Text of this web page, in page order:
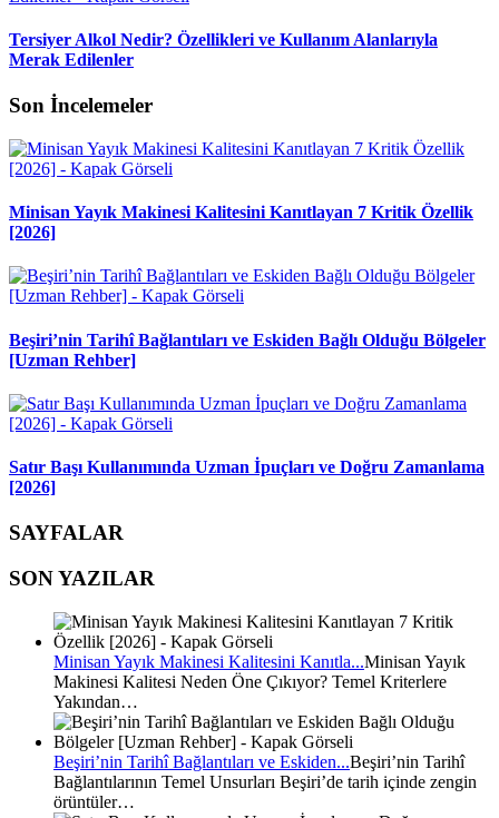
Tersiyer Alkol Nedir? Özellikleri ve Kullanım Alanlarıyla
Merak Edilenler
Son İncelemeler
Minisan Yayık Makinesi Kalitesini Kanıtlayan 7 Kritik Özellik
[2026]
Beşiri’nin Tarihî Bağlantıları ve Eskiden Bağlı Olduğu Bölgeler
[Uzman Rehber]
Satır Başı Kullanımında Uzman İpuçları ve Doğru Zamanlama
[2026]
SAYFALAR
SON YAZILAR
Minisan Yayık Makinesi Kalitesini Kanıtla...Minisan Yayık
Makinesi Kalitesi Neden Öne Çıkıyor? Temel Kriterlere
Yakından…
Beşiri’nin Tarihî Bağlantıları ve Eskiden...Beşiri’nin Tarihî
Bağlantılarının Temel Unsurları Beşiri’de tarih içinde zengin
örüntüler…